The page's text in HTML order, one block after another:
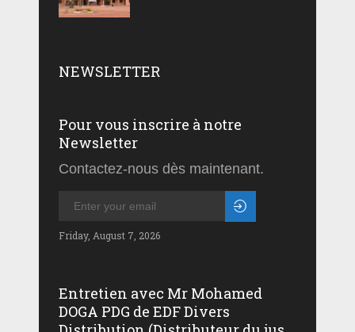
NEWSLETTER
Pour vous inscrire à notre
Newsletter
Contactez-nous dès maintenant.
Friday, August 7, 2026
Entretien avec Mr Mohamed
DOGA PDG de EDF Divers